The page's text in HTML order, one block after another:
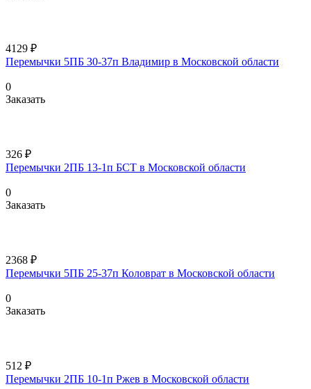
4129 ₽
Перемычки 5ПБ 30-37п Владимир в Московской области
0
Заказать
326 ₽
Перемычки 2ПБ 13-1п БСТ в Московской области
0
Заказать
2368 ₽
Перемычки 5ПБ 25-37п Коловрат в Московской области
0
Заказать
512 ₽
Перемычки 2ПБ 10-1п Ржев в Московской области